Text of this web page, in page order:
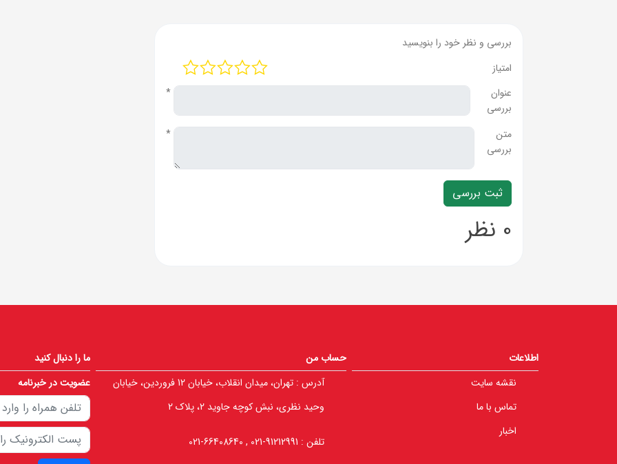
بررسی و نظر خود را بنویسید
امتیاز
عنوان
بررسی
*
متن
بررسی
*
0 نظر
اطلاعات
نقشه سایت
تماس با ما
اخبار
حساب من
آدرس :
تهران، میدان انقلاب، خیابان 12 فروردین، خیابان
وحید نظری، نبش کوچه جاوید 2، پلاک 2
تلفن : 91212991-021 , 66408640-021
ما را دنبال کنید
عضویت در خبرنامه